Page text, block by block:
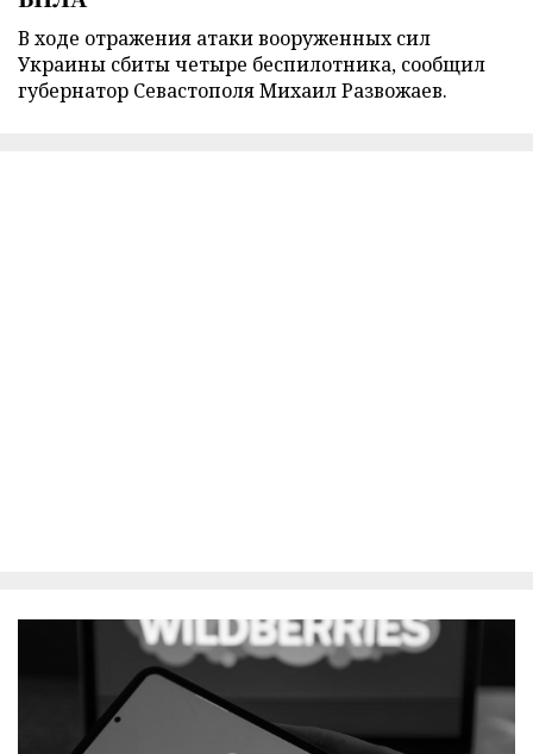
В ходе отражения атаки вооруженных сил
Украины сбиты четыре беспилотника, сообщил
губернатор Севастополя Михаил Развожаев.